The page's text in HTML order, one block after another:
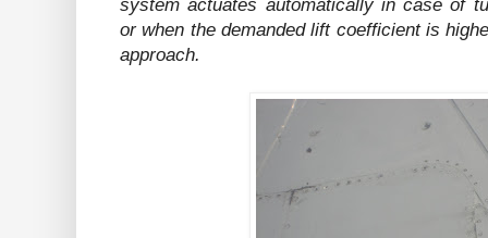
system actuates automatically in case of
or when the demanded lift coefficient is
approach.